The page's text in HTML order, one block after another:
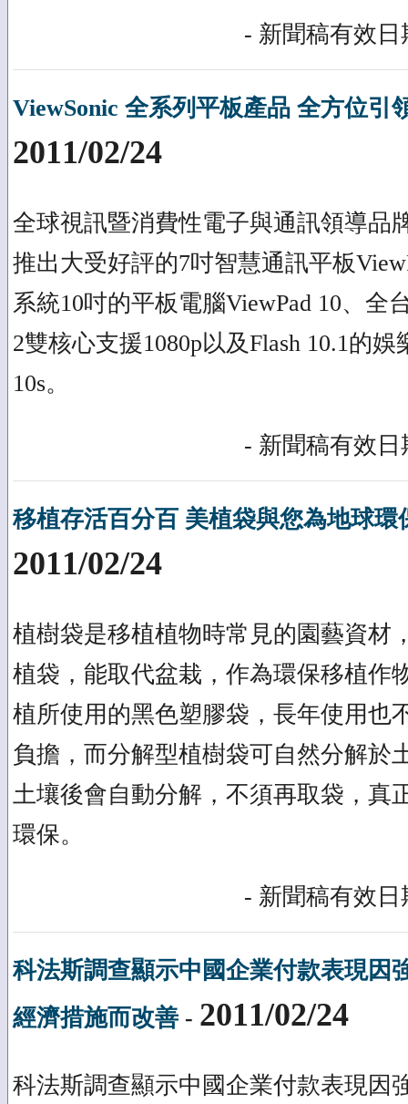
- 新聞稿有效日
ViewSonic 全系列平板產品 全方位引
2011/02/24
全球視訊暨消費性電子與通訊領導品
推出大受好評的7吋智慧通訊平板
系統10吋的平板電腦ViewPad 10、全
2雙核心支援1080p以及Flash 10.1的娛
10s。
- 新聞稿有效日
移植存活百分百 美植袋與您為地球環
2011/02/24
植樹袋是移植植物時常見的園藝資材
植袋，能取代盆栽，作為環保移植作
植所使用的黑色塑膠袋，長年使用也
負擔，而分解型植樹袋可自然分解於
土壤後會自動分解，不須再取袋，真
環保。
- 新聞稿有效日
科法斯調查顯示中國企業付款表現因
經濟措施而改善 - 2011/02/24
科法斯調查顯示中國企業付款表現因